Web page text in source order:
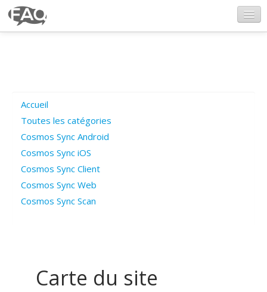
Poser une question
Questions ouvertes
Connexion
Accueil
Toutes les catégories
Cosmos Sync Android
Cosmos Sync iOS
Cosmos Sync Client
Cosmos Sync Web
Cosmos Sync Scan
Carte du site